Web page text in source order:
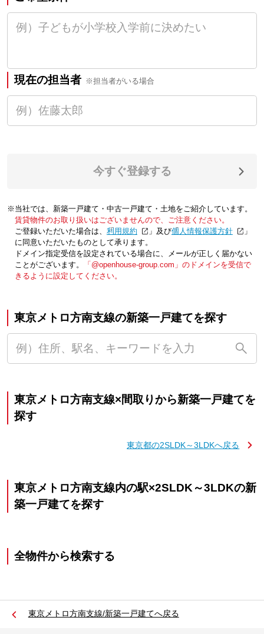
現在の担当者 ※担当者がいる場合
今すぐ登録する
※当社では、新築一戸建て・中古一戸建て・土地をご紹介しています。
賃貸物件のお取り扱いはございませんので、ご注意ください。
ご登録いただいた場合は、「利用規約 」及び「個人情報保護方針
」
に同意いただいたものとして承ります。
ドメイン指定受信を設定されている場合に、メールが正しく届かない
ことがございます。
「@openhouse-group.com」のドメインを受信で
きるように設定してください。
東京メトロ方南支線の新築一戸建てを探す
東京メトロ方南支線×間取りから新築一戸建てを
探す
東京都の2SLDK～3LDKへ戻る
東京メトロ方南支線内の駅×2SLDK～3LDKの新
築一戸建てを探す
全物件から検索する
東京メトロ方南支線/新築一戸建てへ戻る